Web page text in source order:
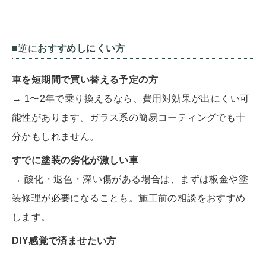
■逆におすすめしにくい方
車を短期間で買い替える予定の方
→ 1〜2年で乗り換えるなら、費用対効果が出にくい可
能性があります。ガラス系の簡易コーティングでも十
分かもしれません。
すでに塗装の劣化が激しい車
→ 酸化・退色・深い傷がある場合は、まずは板金や塗
装修理が必要になることも。施工前の相談をおすすめ
します。
DIY感覚で済ませたい方